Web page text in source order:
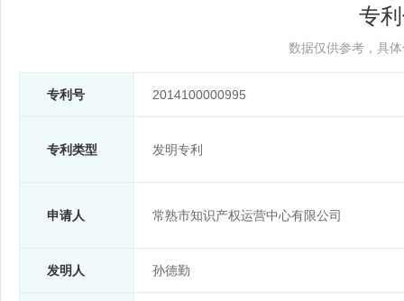
专
数据仅供参考，具
专利号 2014100000995
专利类型 发明专利
申请人 常熟市知识产权运营中心有限公司
发明人 孙德勤